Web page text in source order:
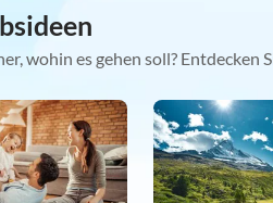
wohin es gehen soll? Entdecken